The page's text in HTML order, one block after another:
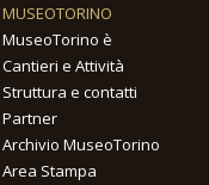
MUSEOTORINO
MuseoTorino è
Cantieri e Attività
Struttura e contatti
Partner
Archivio MuseoTorino
Area Stampa